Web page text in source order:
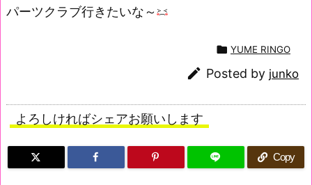
パーツクラブ行きたいな～
 YUME RINGO
 Posted by junko
よろしければシェアお願いします
Copy